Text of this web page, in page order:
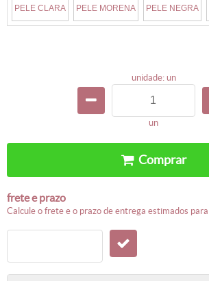
PELE CLARA PELE MORENA PELE NEGRA
unidade: un
un
comprar
frete e prazo
calcule o frete e o prazo de entrega estimados